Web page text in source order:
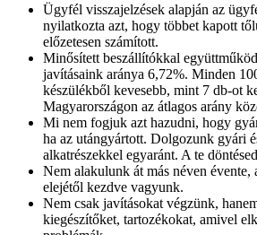
Ügyfél visszajelzések alapján az
nyilatkozta azt, hogy többet kapott
előzetesen számított.
Minősített beszállítókkal
javításaink aránya 6,72%. Minden
készülékből kevesebb, mint 7 db-ot
Magyarországon az átlagos arány
Mi nem fogjuk azt hazudni, hogy
ha az utángyártott. Dolgozunk gyári
alkatrészekkel egyaránt. A te
Nem alakulunk át más néven
elejétől kezdve vagyunk.
Nem csak javításokat végzünk,
kiegészítőket, tartozékokat, amivel